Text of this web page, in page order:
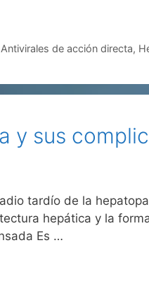
Antivirales de acción directa,
y sus
tardío de la
hepática y la
Es …